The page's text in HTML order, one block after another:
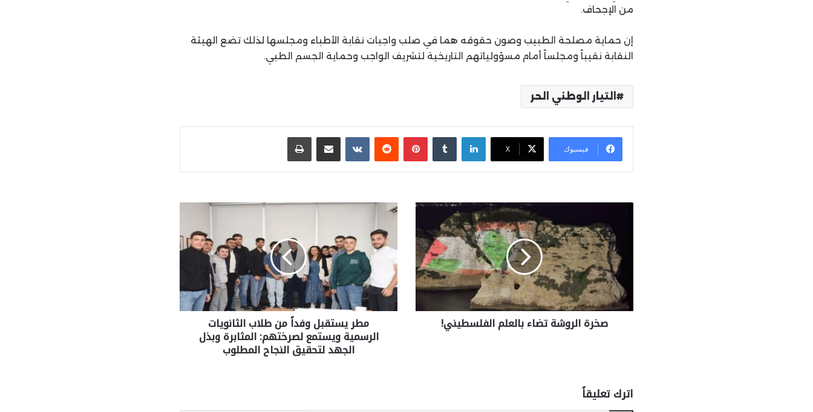
من الإجحاف.
إن حماية مصلحة الطبيب وصون حقوقه هما في صلب واجبات نقابة الأطباء ومجلسها لذلك تضع الهيئة
النقابة نقيباً ومجلساً أمام مسؤولياتهم التاريخية لتشريف الواجب وحماية الجسم الطبي.
التيار الوطني الحر
فيسبوك X
لينكدإن بينتيريست مشاركة عبر البريد طباعة
صخرة الروشة تضاء بالعلم الفلسطيني! مطر يستقبل وفداً من طلاب الثانويات
الرسمية ويستمع لصرختهم: المثابرة وبذل
الجهد لتحقيق النجاح المطلوب
اترك تعليقاً